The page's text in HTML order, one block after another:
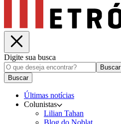
Digite sua busca
Buscar
Buscar
Últimas notícias
Colunistas
Lilian Tahan
Blog do Noblat